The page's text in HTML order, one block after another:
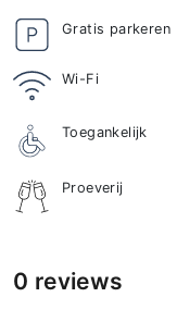
Gratis parkeren
Wi-Fi
Toegankelijk
Proeverij
0 reviews